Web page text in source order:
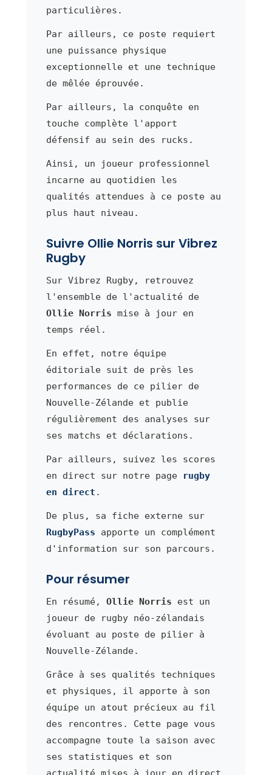
particulières.
Par ailleurs, ce poste requiert
une puissance physique
exceptionnelle et une technique
de mêlée éprouvée.
Par ailleurs, la conquête en
touche complète l'apport
défensif au sein des rucks.
Ainsi, un joueur professionnel
incarne au quotidien les
qualités attendues à ce poste au
plus haut niveau.
Suivre Ollie Norris sur Vibrez
Rugby
Sur Vibrez Rugby, retrouvez
l'ensemble de l'actualité de
Ollie Norris mise à jour en
temps réel.
En effet, notre équipe
éditoriale suit de près les
performances de ce pilier de
Nouvelle-Zélande et publie
régulièrement des analyses sur
ses matchs et déclarations.
Par ailleurs, suivez les scores
en direct sur notre page
rugby
en direct .
De plus, sa fiche externe sur
RugbyPass apporte un complément
d'information sur son parcours.
Pour résumer
En résumé, Ollie Norris est un
joueur de rugby néo-zélandais
évoluant au poste de pilier à
Nouvelle-Zélande.
Grâce à ses qualités techniques
et physiques, il apporte à son
équipe un atout précieux au fil
des rencontres. Cette page vous
accompagne toute la saison avec
ses statistiques et son